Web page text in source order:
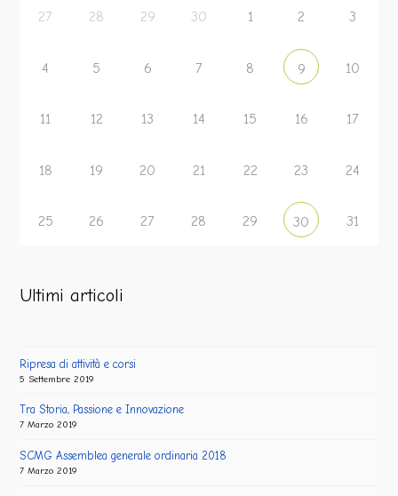
27 28 29 30 1 2 3
4 5 6 7 8 9 10
11 12 13 14 15 16 17
18 19 20 21 22 23 24
25 26 27 28 29 30 31
Ultimi articoli
Ripresa di attività e corsi
5 Settembre 2019
Tra Storia, Passione e Innovazione
7 Marzo 2019
SCMG Assemblea generale ordinaria 2018
7 Marzo 2019